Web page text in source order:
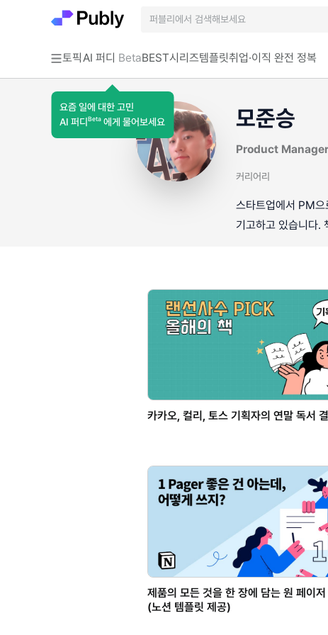
토픽AI 퍼디 Beta
요즘 일에 대한 고민
AI 퍼디 Beta 에게 물어보세요
BEST시리즈템플릿취업·이직 완전 정복
모준승
Product Manager
커리어리
스타트업에서 PM
기고하고 있습니다.
카카오, 컬리, 토스 기획자의 연말 독서
제품의 모든 것을 한 장에 담는 원 페이
(노션 템플릿 제공)